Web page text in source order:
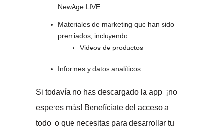
NewAge LIVE
Materiales de marketing que han sido
premiados, incluyendo:
Videos de productos
Informes y datos analíticos
Si todavía no has descargado la app, ¡no
esperes más! Benefíciate del acceso a
todo lo que necesitas para desarrollar tu